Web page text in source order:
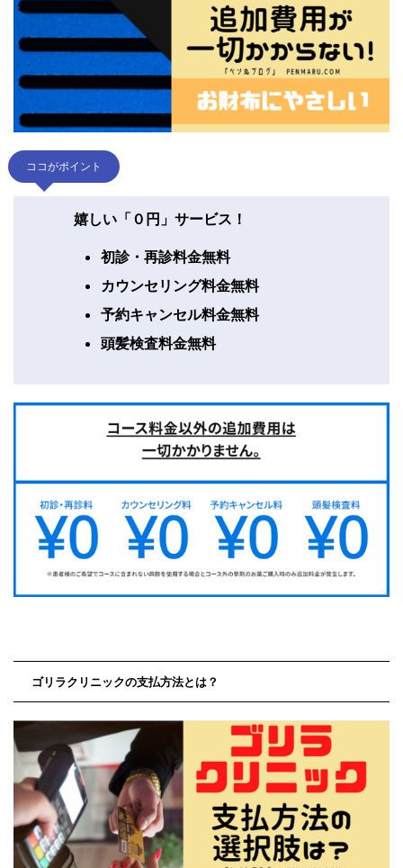
ココがポイント
嬉しい「０円」サービス！
初診・再診料金無料
カウンセリング料金無料
予約キャンセル料金無料
頭髪検査料金無料
ゴリラクリニックの支払方法とは？